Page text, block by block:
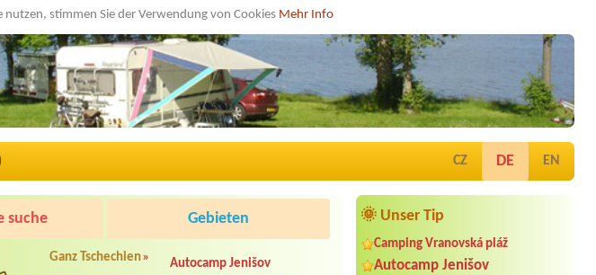
stimmen Sie der Verwendung von Cookies Mehr Info
CZ DE EN
🌞 Unser Tip
Camping Vranovská pláž
Autocamp Jenišov
suche Gebieten
Ganz Tschechien» Autocamp Jenišov